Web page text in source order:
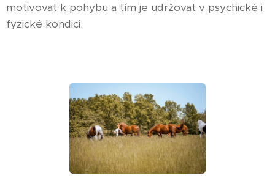
motivovat k pohybu a tím je udržovat v psychické i
fyzické kondici.